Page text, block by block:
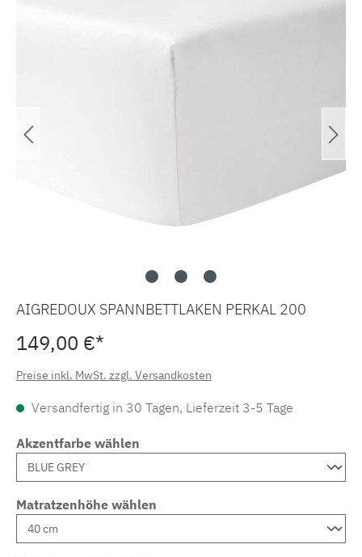
AIGREDOUX SPANNBETTLAKEN PERKAL 200
149,00 €*
Preise inkl. MwSt. zzgl. Versandkosten
Versandfertig in 30 Tagen, Lieferzeit 3-5 Tage
Akzentfarbe wählen
Matratzenhöhe wählen